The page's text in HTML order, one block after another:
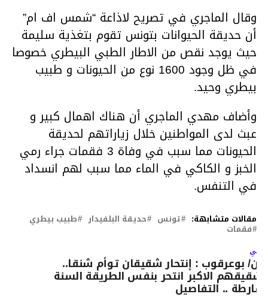
وقال الماجري في تصريح لاذاعة “شمس اف ام”
أن حديقة الحيوانات بتونس تقوم بتغذية سليمة
حيث يوجد نقص من الاطار الطبي البيطري خصوصا
في ظل وجود 1600 نوع من الحيونات و طبيب
بيطري وحيد.
وأضاف مهدي الماجري أن هناك اهمال كبير و
عبث لدى المواطنين خلال زياراتهم لحديقة
الحيونات مما سبب في وفاة 3 فقمات جراء رمي
الخبز و الكاكي في الماء مما سبب لهم انسداد
في التنفس.
مقالات متشابهة: تونس حديقة البلفيدار طبيب بيطري
فقمات
بوعرقوب : إنتحار شقيقان توأم شنقا..
الاكبر انتحر بنفس الطريقة السنة
.. التفاصيل